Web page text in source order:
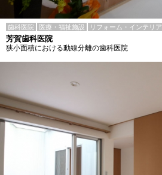
歯科医院 医療・福祉施設 リフォーム・インテリア
芳賀歯科医院
狭小面積における動線分離の歯科医院